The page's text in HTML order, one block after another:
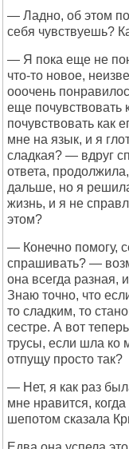
— Ладно, об этом
себя чувствуешь?
— Я пока еще не
что-то новое,
ооочень
еще почувствовать
почувствовать как
мне на язык, и я
сладкая? — вдруг
ответа,
дальше, но я
жизнь, и я не
этом?
— Конечно помогу,
спрашивать? —
она всегда разная,
Знаю точно, что
то сладким, то
сестре. А вот
трусы, если шла ко
отпущу просто так?
— Нет, я как раз
мне нравится,
шепотом сказала